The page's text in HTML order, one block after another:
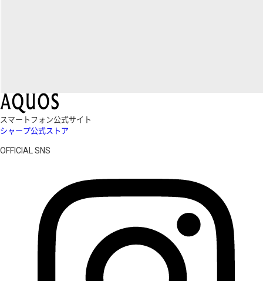
スマートフォン公式サイト
シャープ公式ストア
OFFICIAL SNS